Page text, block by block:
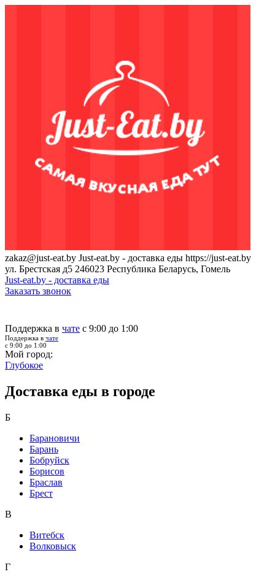
zakaz@just-eat.by Just-eat.by - доставка еды https://just-eat.by
ул. Брестская д5 246023 Республика Беларусь, Гомель
Just-eat.by - доставка еды
Заказать звонок
Поддержка в чате с 9:00 до 1:00
Поддержка в чате
с 9:00 до 1:00
Мой город:
Глубокое
Доставка еды в городе
Б
Барановичи
Барань
Бобруйск
Борисов
Браслав
Брест
В
Витебск
Волковыск
Г